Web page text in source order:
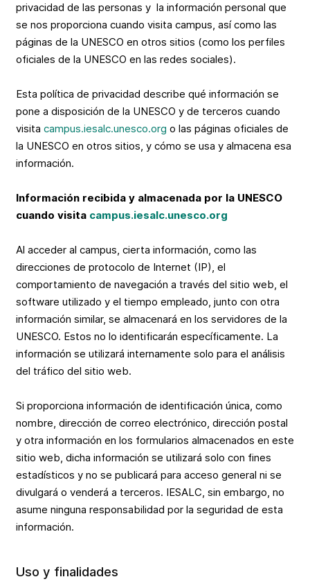
privacidad de las personas y la información personal que
se nos proporciona cuando visita campus, así como las
páginas de la UNESCO en otros sitios (como los perfiles
oficiales de la UNESCO en las redes sociales).
Esta política de privacidad describe qué información se
pone a disposición de la UNESCO y de terceros cuando
visita campus.iesalc.unesco.org o las páginas oficiales de
la UNESCO en otros sitios, y cómo se usa y almacena esa
información.
Información recibida y almacenada por la UNESCO
cuando visita campus.iesalc.unesco.org
Al acceder al campus, cierta información, como las
direcciones de protocolo de Internet (IP), el
comportamiento de navegación a través del sitio web, el
software utilizado y el tiempo empleado, junto con otra
información similar, se almacenará en los servidores de la
UNESCO. Estos no lo identificarán específicamente. La
información se utilizará internamente solo para el análisis
del tráfico del sitio web.
Si proporciona información de identificación única, como
nombre, dirección de correo electrónico, dirección postal
y otra información en los formularios almacenados en este
sitio web, dicha información se utilizará solo con fines
estadísticos y no se publicará para acceso general ni se
divulgará o venderá a terceros. IESALC, sin embargo, no
asume ninguna responsabilidad por la seguridad de esta
información.
Uso y finalidades